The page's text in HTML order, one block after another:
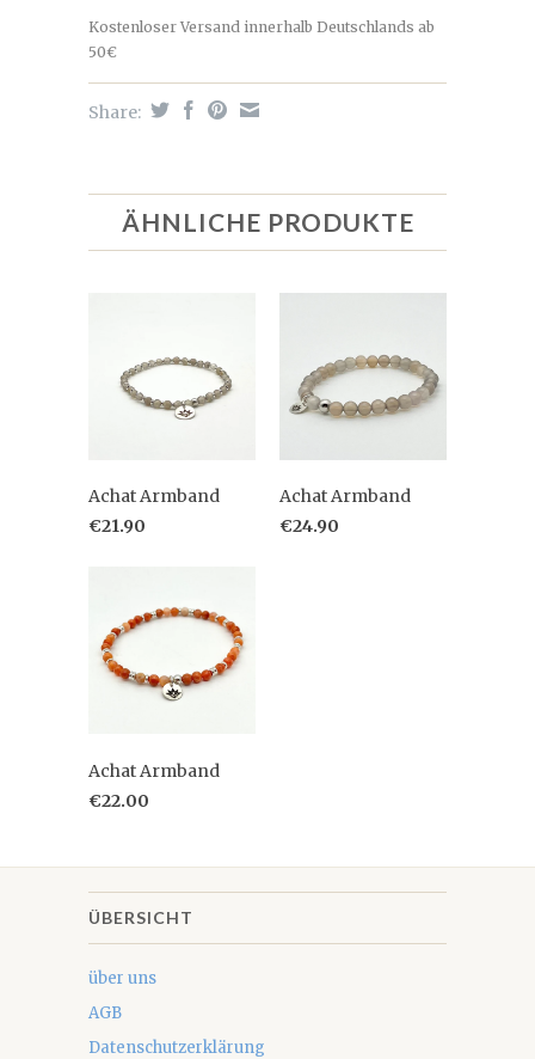
Kostenloser Versand innerhalb Deutschlands ab
50€
Share:
ÄHNLICHE PRODUKTE
Achat Armband
€21.90
Achat Armband
€24.90
Achat Armband
€22.00
ÜBERSICHT
über uns
AGB
Datenschutzerklärung